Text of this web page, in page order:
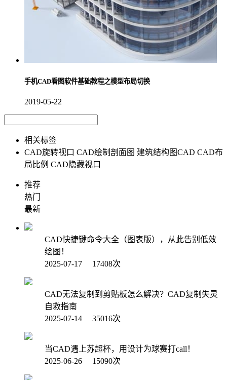
手机CAD看图软件基础教程之模型布局切换
2019-05-22
相关标签
CAD旋转视口 CAD绘制剖面图 建筑结构图CAD CAD布
局比例 CAD隐藏视口
推荐
热门
最新
CAD快捷键命令大全（图表版），从此告别低效
绘图！
2025-07-17 17408次
CAD无法复制到剪贴板怎么解决？CAD复制失灵
自救指南
2025-07-14 35016次
当CAD遇上苏超杯，用设计为球赛打call！
2025-06-26 15090次